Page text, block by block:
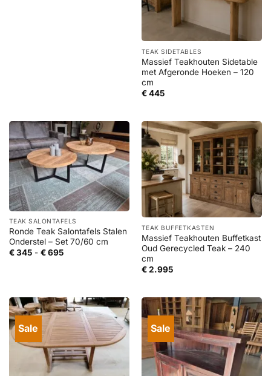
TEAK SIDETABLES
Massief Teakhouten Sidetable
met Afgeronde Hoeken – 120
cm
€445
TEAK SALONTAFELS
Ronde Teak Salontafels Stalen
Onderstel – Set 70/60 cm
€345 - €695Prijsklasse:
TEAK BUFFETKASTEN
Massief Teakhouten Buffetkast
Oud Gerecycled Teak – 240
cm
€2.995
Sale Sale